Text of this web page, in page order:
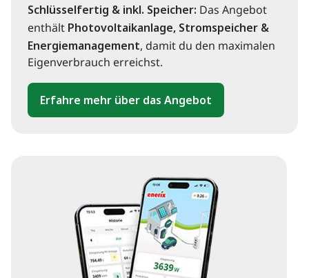
Schlüsselfertig & inkl. Speicher: Das Angebot
enthält Photovoltaikanlage, Stromspeicher &
Energiemanagement, damit du den maximalen
Eigenverbrauch erreichst.
Erfahre mehr über das Angebot